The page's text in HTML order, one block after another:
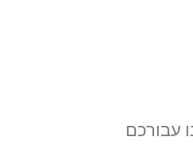
עבורכם